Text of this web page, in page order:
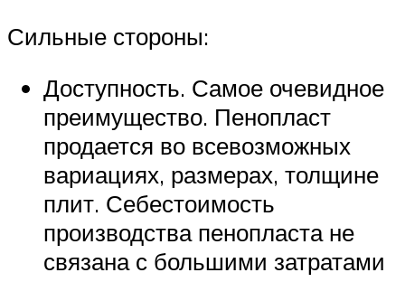
Сильные стороны:
Доступность. Самое очевидное
преимущество. Пенопласт
продается во всевозможных
вариациях, размерах, толщине
плит. Себестоимость
производства пенопласта не
связана с большими затратами